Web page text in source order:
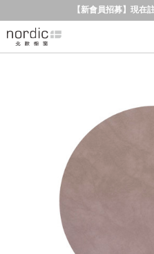
【新會員招募】現在